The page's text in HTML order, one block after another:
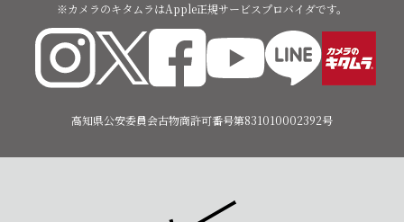
※カメラのキタムラはApple正規サービスプロバイダです。
高知県公安委員会古物商許可番号第831010002392号